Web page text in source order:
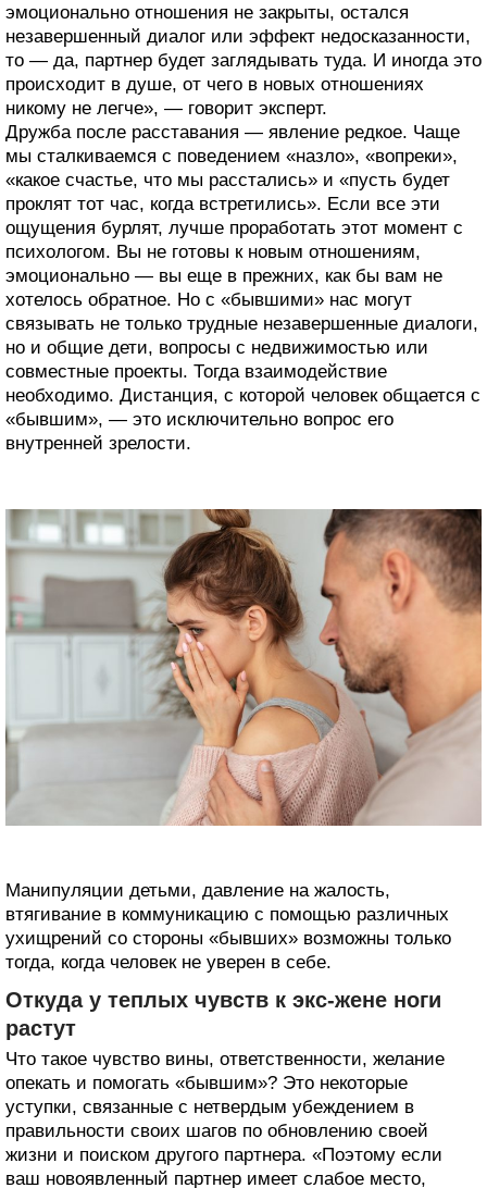
эмоционально отношения не закрыты, остался
незавершенный диалог или эффект недосказанности,
то — да, партнер будет заглядывать туда. И иногда это
происходит в душе, от чего в новых отношениях
никому не легче», — говорит эксперт.
Дружба после расставания — явление редкое. Чаще
мы сталкиваемся с поведением «назло», «вопреки»,
«какое счастье, что мы расстались» и «пусть будет
проклят тот час, когда встретились». Если все эти
ощущения бурлят, лучше проработать этот момент с
психологом. Вы не готовы к новым отношениям,
эмоционально — вы еще в прежних, как бы вам не
хотелось обратное. Но с «бывшими» нас могут
связывать не только трудные незавершенные диалоги,
но и общие дети, вопросы с недвижимостью или
совместные проекты. Тогда взаимодействие
необходимо. Дистанция, с которой человек общается с
«бывшим», — это исключительно вопрос его
внутренней зрелости.
Манипуляции детьми, давление на жалость,
втягивание в коммуникацию с помощью различных
ухищрений со стороны «бывших» возможны только
тогда, когда человек не уверен в себе.
Откуда у теплых чувств к экс-жене ноги
растут
Что такое чувство вины, ответственности, желание
опекать и помогать «бывшим»? Это некоторые
уступки, связанные с нетвердым убеждением в
правильности своих шагов по обновлению своей
жизни и поиском другого партнера. «Поэтому если
ваш новоявленный партнер имеет слабое место,